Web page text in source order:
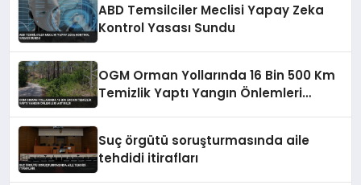
ABD Temsilciler Meclisi Yapay Zeka
Kontrol Yasası Sundu
OGM Orman Yollarında 16 Bin 500 Km
Temizlik Yaptı Yangın Önlemleri
Suç örgütü soruşturmasında aile
tehdidi itirafları